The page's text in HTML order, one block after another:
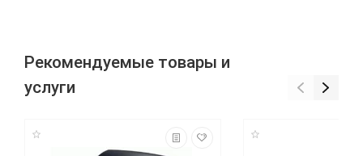
Рекомендуемые товары и
услуги